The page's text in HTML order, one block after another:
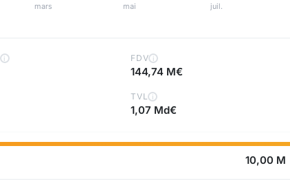
i FDV i
144,74 M€
TVL i
1,07 Md€
10,00 M